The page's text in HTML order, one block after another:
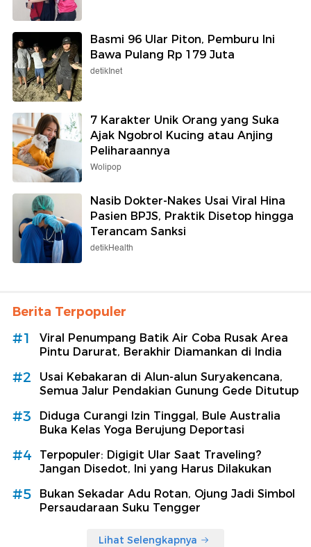
Basmi 96 Ular Piton, Pemburu Ini
Bawa Pulang Rp 179 Juta
detikInet
7 Karakter Unik Orang yang Suka
Ajak Ngobrol Kucing atau Anjing
Peliharaannya
Wolipop
Nasib Dokter-Nakes Usai Viral Hina
Pasien BPJS, Praktik Disetop hingga
Terancam Sanksi
detikHealth
Berita Terpopuler
#1
Viral Penumpang Batik Air Coba Rusak Area
Pintu Darurat, Berakhir Diamankan di India
#2
Usai Kebakaran di Alun-alun Suryakencana,
Semua Jalur Pendakian Gunung Gede Ditutup
#3
Diduga Curangi Izin Tinggal, Bule Australia
Buka Kelas Yoga Berujung Deportasi
#4
Terpopuler: Digigit Ular Saat Traveling?
Jangan Disedot, Ini yang Harus Dilakukan
#5
Bukan Sekadar Adu Rotan, Ojung Jadi Simbol
Persaudaraan Suku Tengger
Lihat Selengkapnya